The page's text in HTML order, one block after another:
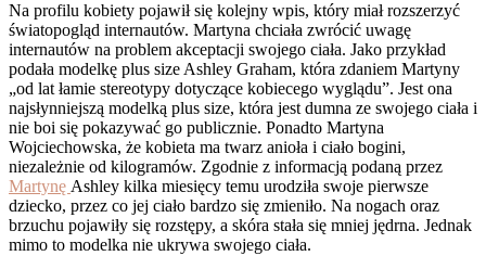
Na profilu kobiety pojawił się kolejny wpis, który miał rozszerzyć
światopogląd internautów. Martyna chciała zwrócić uwagę
internautów na problem akceptacji swojego ciała. Jako przykład
podała modelkę plus size Ashley Graham, która zdaniem Martyny
„od lat łamie stereotypy dotyczące kobiecego wyglądu”. Jest ona
najsłynniejszą modelką plus size, która jest dumna ze swojego ciała i
nie boi się pokazywać go publicznie. Ponadto Martyna
Wojciechowska, że kobieta ma twarz anioła i ciało bogini,
niezależnie od kilogramów. Zgodnie z informacją podaną przez
Martynę Ashley kilka miesięcy temu urodziła swoje pierwsze
dziecko, przez co jej ciało bardzo się zmieniło. Na nogach oraz
brzuchu pojawiły się rozstępy, a skóra stała się mniej jędrna. Jednak
mimo to modelka nie ukrywa swojego ciała.